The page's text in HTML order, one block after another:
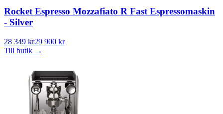
Rocket Espresso Mozzafiato R Fast Espressomaskin
- Silver
28 349 kr29 900 kr
Till butik →